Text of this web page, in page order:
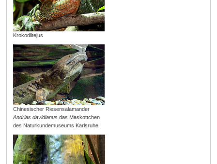
Krokodiltejus
Chinesischer Riesensalamander
Andrias davidianusdas Maskottchen
des Naturkundemuseums Karlsruhe